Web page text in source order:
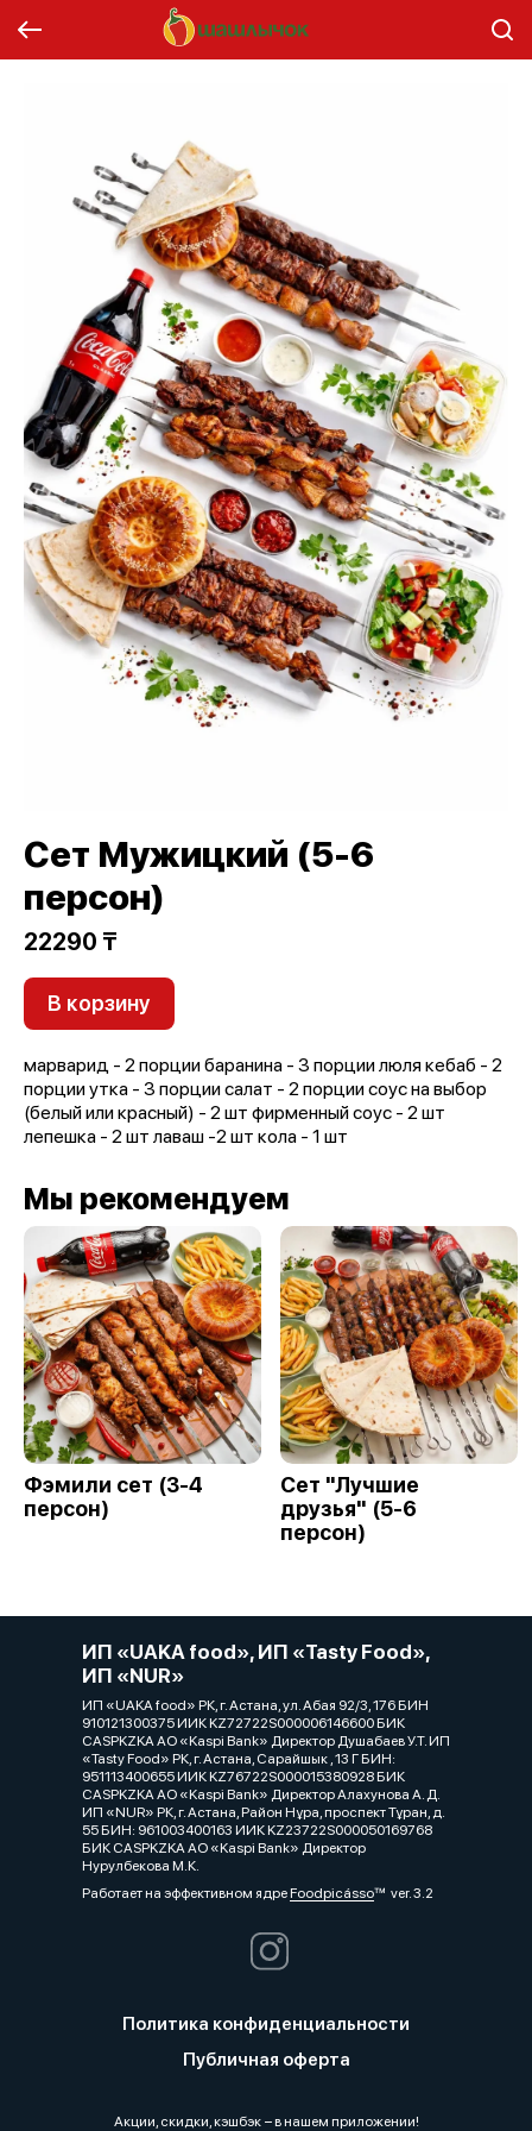
Сет Мужицкий (5-6
персон)
22290 ₸
В корзину
марварид - 2 порции баранина - 3 порции люля кебаб - 2
порции утка - 3 порции салат - 2 порции соус на выбор
(белый или красный) - 2 шт фирменный соус - 2 шт
лепешка - 2 шт лаваш -2 шт кола - 1 шт
Мы рекомендуем
Фэмили сет (3-4
персон)
Сет "Лучшие
друзья" (5-6
персон)
ИП «UAKA food», ИП «Tasty Food»,
ИП «NUR»
ИП «UAKA food» РК, г. Астана, ул. Абая 92/3, 176 БИН
910121300375 ИИК KZ72722S000006146600 БИК
CASPKZKA АО «Kaspi Bank» Директор Душабаев У.Т. ИП
«Tasty Food» РК, г. Астана, Сарайшык , 13 Г БИН:
951113400655 ИИК KZ76722S000015380928 БИК
CASPKZKA АО «Kaspi Bank» Директор Алахунова А. Д.
ИП «NUR» РК, г. Астана, Район Нұра, проспект Тұран, д.
55 БИН: 961003400163 ИИК KZ23722S000050169768
БИК CASPKZKA АО «Kaspi Bank» Директор
Нурулбекова М.К.
Работает на эффективном ядреFoodpicássover. 3.2
Политика конфиденциальности
Публичная оферта
Акции, скидки, кэшбэк − в нашем приложении!